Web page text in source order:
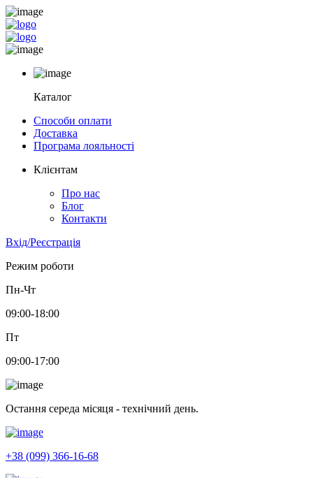
Каталог
Способи оплати
Доставка
Програма лояльності
Клієнтам
Про нас
Блог
Контакти
Вхід/Реєстрація
Режим роботи
Пн-Чт
09:00-18:00
Пт
09:00-17:00
Остання середа місяця - технічний день.
+38 (099) 366-16-68